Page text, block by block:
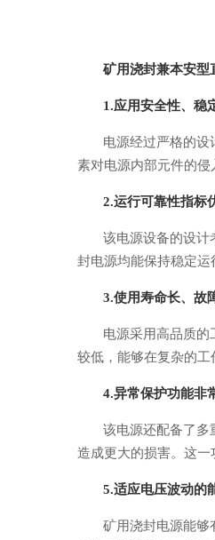
矿用浇封兼本安型
1.应用安全性、稳
电源经过严格的设
素对电源内部元件的侵
2.运行可靠性指标
该电源设备的设计
封电源均能保持稳定运
3.使用寿命长、故
电源采用高品质
较低，能够在复杂的工
4.异常保护功能非
该电源还配备了多
造成更大的损害。这一
5.适应电压波动的
矿用浇封电源能够